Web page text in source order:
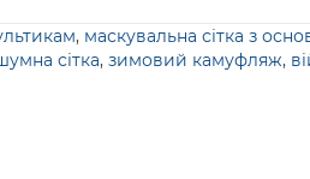
, маскувальна сітка з
сітка, зимовий камуфляж,